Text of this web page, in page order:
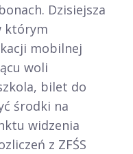
Dzisiejsza
którym
mobilnej
woli
bilet do
środki na
widzenia
z ZFŚS